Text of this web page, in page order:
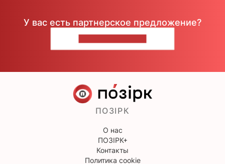
У вас есть партнерское предложение?
ПОЗІРК
О нас
ПОЗІРК+
Контакты
Политика cookie